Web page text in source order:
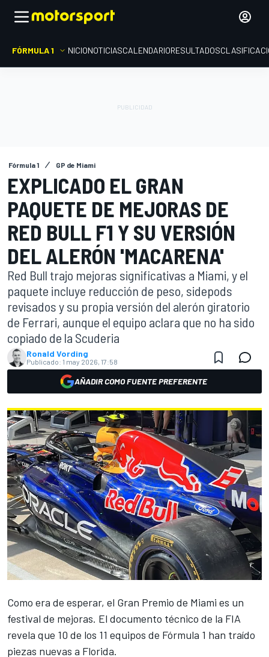
FÓRMULA 1 INICIONOTICIASCALENDARIORESULTADOS
Fórmula 1 GP de Miami
EXPLICADO EL GRAN
PAQUETE DE MEJORAS DE
RED BULL F1 Y SU VERSIÓN
DEL ALERÓN 'MACARENA'
Red Bull trajo mejoras significativas a Miami, y el
paquete incluye reducción de peso, sidepods
revisados y su propia versión del alerón giratorio
de Ferrari, aunque el equipo aclara que no ha sido
copiado de la Scuderia
Ronald Vording
Publicado: 1 may 2026, 17:58
AÑADIR COMO FUENTE PREFERENTE
Como era de esperar, el Gran Premio de Miami es un
festival de mejoras. El documento técnico de la FIA
revela que 10 de los 11 equipos de Fórmula 1 han traído
piezas nuevas a Florida.